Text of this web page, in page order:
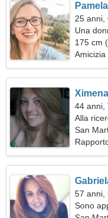
Pamela
25 anni,
Una
175 cm
Amicizia
Ximena
44 anni,
Alla
San
57 anni,
Sono